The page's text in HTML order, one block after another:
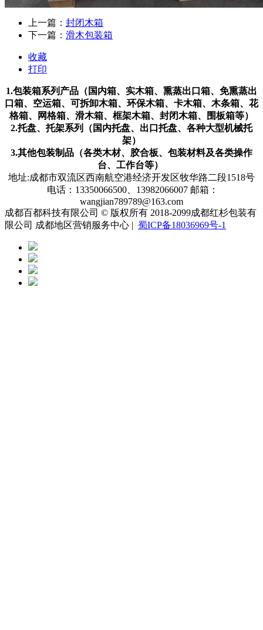
上一篇： 封闭木箱
下一篇： 滑木包装箱
收藏
打印
1.包装箱系列产品（国内箱、实木箱、熏蒸出口箱、免熏蒸出
口箱、空运箱、可拆卸木箱、环保木箱、卡木箱、木条箱、花
格箱、网格箱、滑木箱、框架木箱、封闭木箱、围板箱等）
2.托盘、托架系列（国内托盘、出口托盘、各种大型机械托
架）
3.其他包装制品（各类木材、胶合板、包装材料及各类操作
台、工作台等）
地址:成都市双流区西南航空港经济开发区牧华路二段1518号
电话：13350066500、13982066007 邮箱：
wangjian789789@163.com
成都百都科技有限公司 © 版权所有 2018-2099成都红杉包装有
限公司 成都地区营销服务中心 | 蜀ICP备18036969号-1